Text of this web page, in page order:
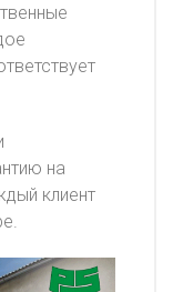
на
клиент